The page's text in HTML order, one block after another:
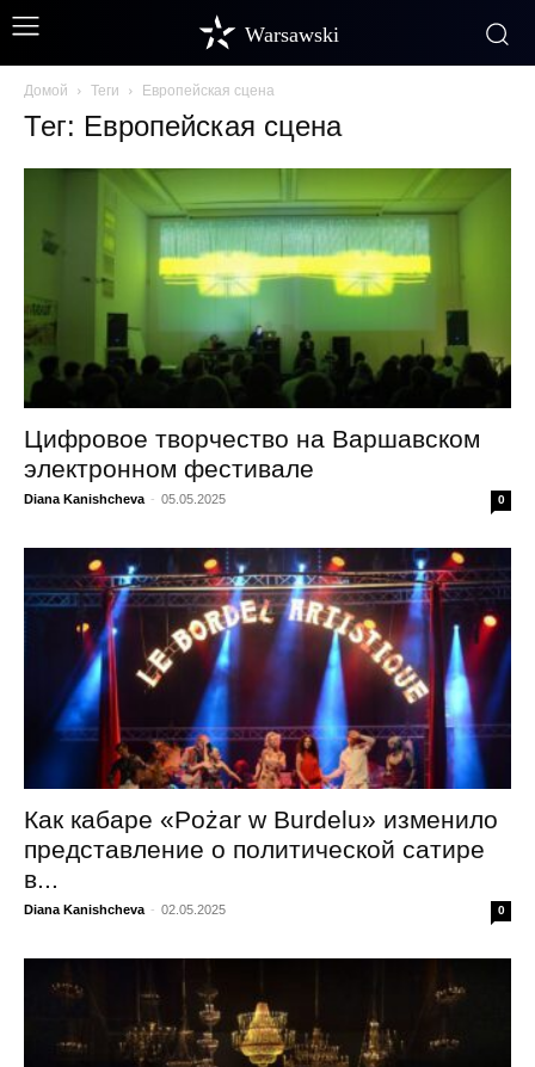
Warsawski
Домой Теги Европейская сцена
Тег: Европейская сцена
Цифровое творчество на Варшавском
электронном фестивале
Diana Kanishcheva - 05.05.2025 0
Как кабаре «Pożar w Burdelu» изменило
представление о политической сатире
в...
Diana Kanishcheva - 02.05.2025 0